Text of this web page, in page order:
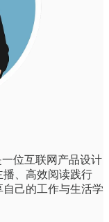
位互联网产品设计
、高效阅读践行
己的工作与生活学